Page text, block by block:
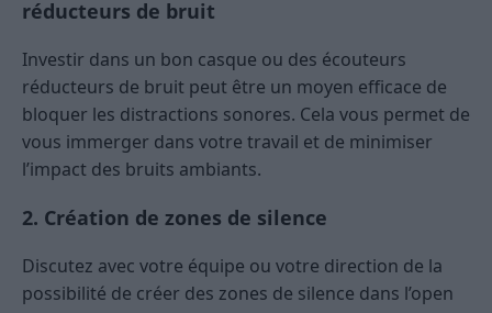
réducteurs de bruit
Investir dans un bon casque ou des écouteurs
réducteurs de bruit peut être un moyen efficace de
bloquer les distractions sonores. Cela vous permet de
vous immerger dans votre travail et de minimiser
l’impact des bruits ambiants.
2. Création de zones de silence
Discutez avec votre équipe ou votre direction de la
possibilité de créer des zones de silence dans l’open